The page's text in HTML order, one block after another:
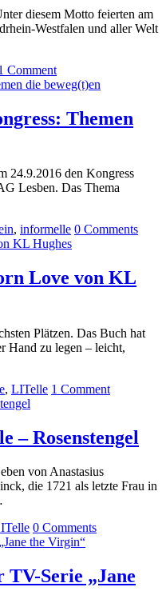
diesem Motto feierten am
Westfalen und aller Welt
Comment
Themen
24.9.2016 den Kongress
Lesben. Das Thema
, informelle 0 Comments
Love von KL
Plätzen. Das Buch hat
Hand zu legen – leicht,
, LITelle 1 Comment
– Rosenstengel
von Anastasius
die 1721 als letzte Frau in
0 Comments
TV-Serie „Jane